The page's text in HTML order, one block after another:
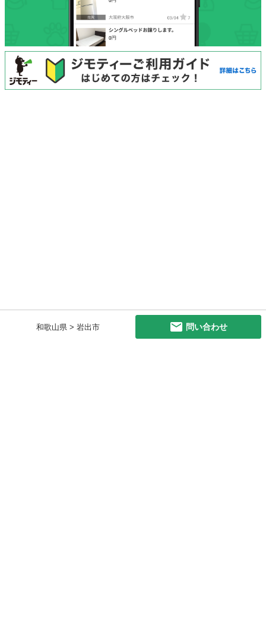
和歌山県 > 岩出市 問い合わせ